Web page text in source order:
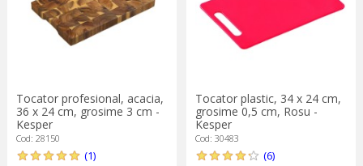
Tocator profesional, acacia,
36 x 24 cm, grosime 3 cm -
Kesper
Cod: 28150
(1)
Tocator plastic, 34 x 24 cm,
grosime 0,5 cm, Rosu -
Kesper
Cod: 30483
(6)